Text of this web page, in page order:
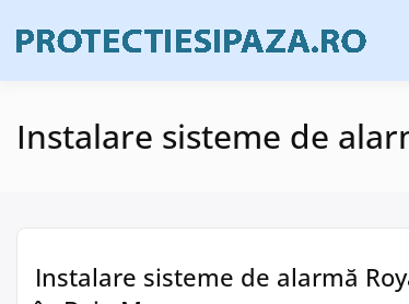
content
Instalare sisteme de
Instalare sisteme de alarmă